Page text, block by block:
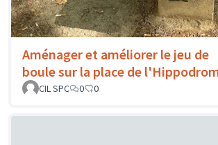
Aménager et améliorer le jeu de
boule sur la place de
CIL SPC
0 0